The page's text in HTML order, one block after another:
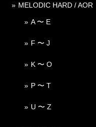
MELODIC HARD / AOR
A 〜 E
F 〜 J
K 〜 O
P 〜 T
U 〜 Z